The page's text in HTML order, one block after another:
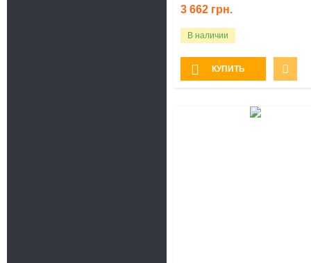
3 662 грн.
В наличии
КУПИТЬ